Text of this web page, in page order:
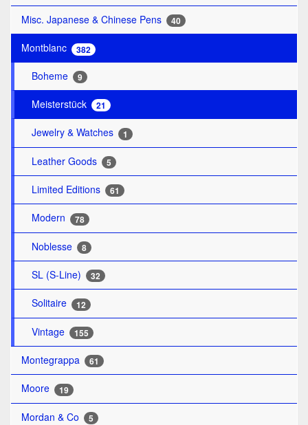
Misc. Japanese & Chinese Pens 40
Montblanc 382
Boheme 9
Meisterstück 21
Jewelry & Watches 1
Leather Goods 5
Limited Editions 61
Modern 78
Noblesse 8
SL (S-Line) 32
Solitaire 12
Vintage 155
Montegrappa 61
Moore 19
Mordan & Co 5